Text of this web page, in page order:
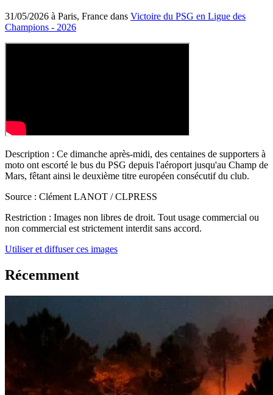
31/05/2026 à Paris, France dans Victoire du PSG en Ligue des
Champions - 2026
Description : Ce dimanche après-midi, des centaines de supporters à
moto ont escorté le bus du PSG depuis l'aéroport jusqu'au Champ de
Mars, fêtant ainsi le deuxième titre européen consécutif du club.
Source : Clément LANOT / CLPRESS
Restriction : Images non libres de droit. Tout usage commercial ou
non commercial est strictement interdit sans accord.
Utiliser et diffuser ces images
Récemment